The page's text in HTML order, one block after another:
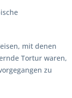
mit denen
Tortur waren,
zu